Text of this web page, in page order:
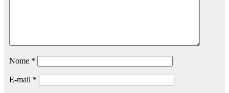
Nome *
E-mail *